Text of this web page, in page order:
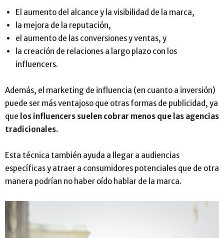
El aumento del alcance y la visibilidad de la marca,
la mejora de la reputación,
el aumento de las conversiones y ventas, y
la creación de relaciones a largo plazo con los
influencers.
Además, el marketing de influencia (en cuanto a inversión)
puede ser más ventajoso que otras formas de publicidad, ya
que los influencers suelen cobrar menos que las agencias
tradicionales.
Esta técnica también ayuda a llegar a audiencias
específicas y atraer a consumidores potenciales que de otra
manera podrían no haber oído hablar de la marca.